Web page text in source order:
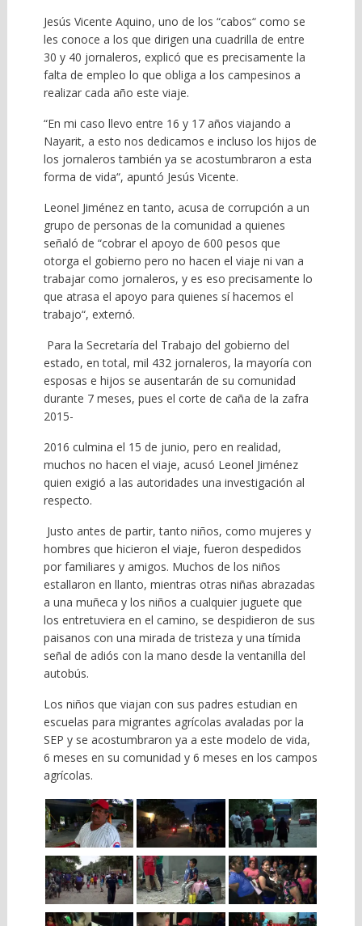
Jesús Vicente Aquino, uno de los “cabos“ como se
les conoce a los que dirigen una cuadrilla de entre
30 y 40 jornaleros, explicó que es precisamente la
falta de empleo lo que obliga a los campesinos a
realizar cada año este viaje.
“En mi caso llevo entre 16 y 17 años viajando a
Nayarit, a esto nos dedicamos e incluso los hijos de
los jornaleros también ya se acostumbraron a esta
forma de vida“, apuntó Jesús Vicente.
Leonel Jiménez en tanto, acusa de corrupción a un
grupo de personas de la comunidad a quienes
señaló de “cobrar el apoyo de 600 pesos que
otorga el gobierno pero no hacen el viaje ni van a
trabajar como jornaleros, y es eso precisamente lo
que atrasa el apoyo para quienes sí hacemos el
trabajo“, externó.
Para la Secretaría del Trabajo del gobierno del
estado, en total, mil 432 jornaleros, la mayoría con
esposas e hijos se ausentarán de su comunidad
durante 7 meses, pues el corte de caña de la zafra
2015-
2016 culmina el 15 de junio, pero en realidad,
muchos no hacen el viaje, acusó Leonel Jiménez
quien exigió a las autoridades una investigación al
respecto.
Justo antes de partir, tanto niños, como mujeres y
hombres que hicieron el viaje, fueron despedidos
por familiares y amigos. Muchos de los niños
estallaron en llanto, mientras otras niñas abrazadas
a una muñeca y los niños a cualquier juguete que
los entretuviera en el camino, se despidieron de sus
paisanos con una mirada de tristeza y una tímida
señal de adiós con la mano desde la ventanilla del
autobús.
Los niños que viajan con sus padres estudian en
escuelas para migrantes agrícolas avaladas por la
SEP y se acostumbraron ya a este modelo de vida,
6 meses en su comunidad y 6 meses en los campos
agrícolas.